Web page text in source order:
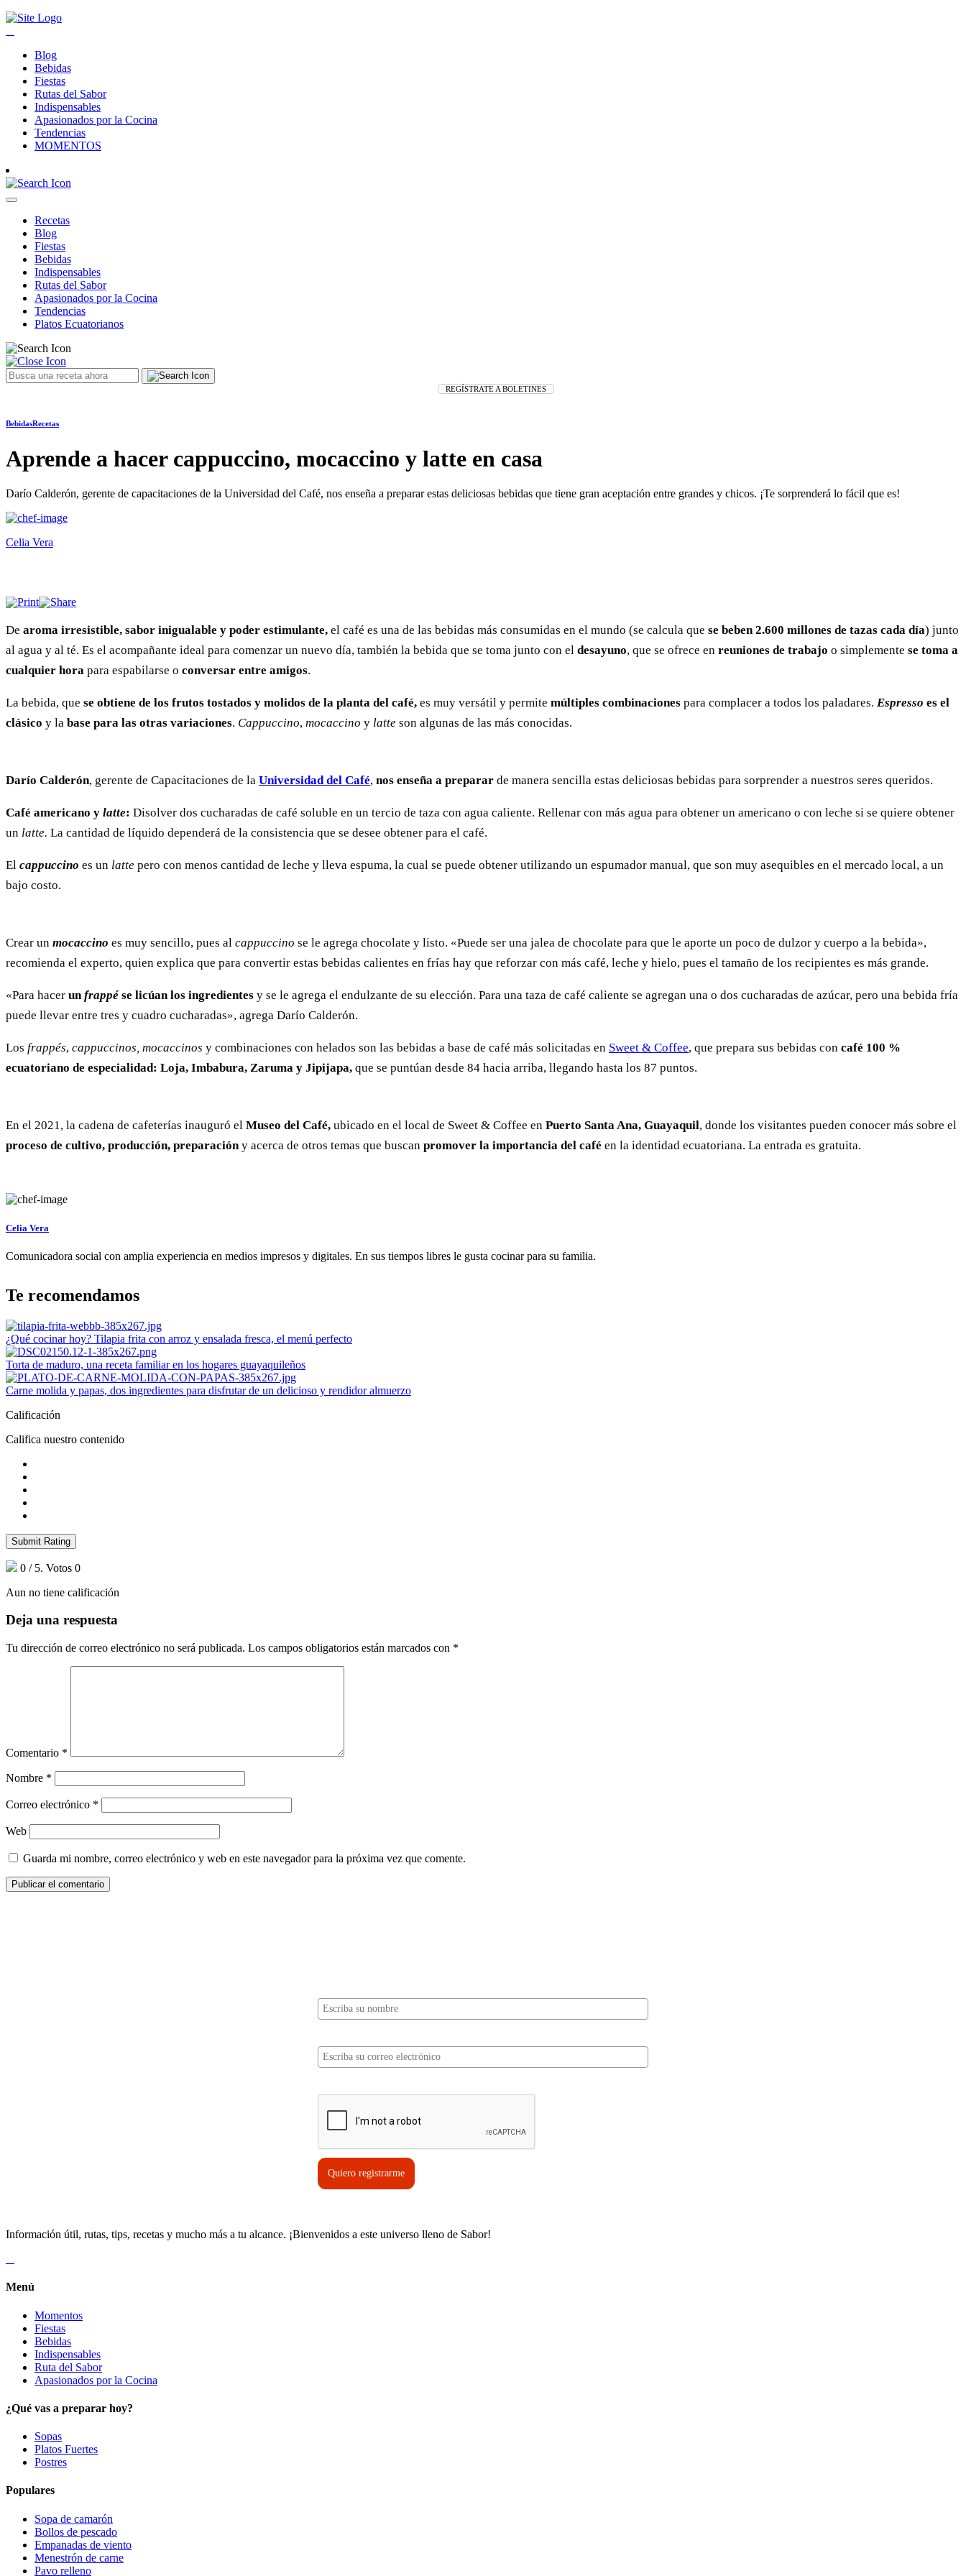
Blog
Bebidas
Fiestas
Rutas del Sabor
Indispensables
Apasionados por la Cocina
Tendencias
MOMENTOS
Recetas
Blog
Fiestas
Bebidas
Indispensables
Rutas del Sabor
Apasionados por la Cocina
Tendencias
Platos Ecuatorianos
REGÍSTRATE A BOLETINES
BebidasRecetas
Aprende a hacer cappuccino, mocaccino y latte en casa
Darío Calderón, gerente de capacitaciones de la Universidad del Café, nos enseña a preparar estas deliciosas bebidas que tiene gran aceptación entre grandes y chicos. ¡Te sorprenderá lo fácil que es!
Celia Vera
De aroma irresistible, sabor inigualable y poder estimulante, el café es una de las bebidas más consumidas en el mundo (se calcula que se beben 2.600 millones de tazas cada día) junto
al agua y al té. Es el acompañante ideal para comenzar un nuevo día, también la bebida que se toma junto con el desayuno, que se ofrece en reuniones de trabajo o simplemente se toma a
cualquier hora para espabilarse o conversar entre amigos.
La bebida, que se obtiene de los frutos tostados y molidos de la planta del café, es muy versátil y permite múltiples combinaciones para complacer a todos los paladares. Espresso es el
clásico y la base para las otras variaciones. Cappuccino, mocaccino y latte son algunas de las más conocidas.
Darío Calderón, gerente de Capacitaciones de la Universidad del Café, nos enseña a preparar de manera sencilla estas deliciosas bebidas para sorprender a nuestros seres queridos.
Café americano y latte: Disolver dos cucharadas de café soluble en un tercio de taza con agua caliente. Rellenar con más agua para obtener un americano o con leche si se quiere obtener
un latte. La cantidad de líquido dependerá de la consistencia que se desee obtener para el café.
El cappuccino es un latte pero con menos cantidad de leche y lleva espuma, la cual se puede obtener utilizando un espumador manual, que son muy asequibles en el mercado local, a un
bajo costo.
Crear un mocaccino es muy sencillo, pues al cappuccino se le agrega chocolate y listo. «Puede ser una jalea de chocolate para que le aporte un poco de dulzor y cuerpo a la bebida»,
recomienda el experto, quien explica que para convertir estas bebidas calientes en frías hay que reforzar con más café, leche y hielo, pues el tamaño de los recipientes es más grande.
«Para hacer unfrappé se licúan los ingredientes y se le agrega el endulzante de su elección. Para una taza de café caliente se agregan una o dos cucharadas de azúcar, pero una bebida fría
puede llevar entre tres y cuadro cucharadas», agrega Darío Calderón.
Los frappés, cappuccinos, mocaccinos y combinaciones con helados son las bebidas a base de café más solicitadas en Sweet & Coffee, que prepara sus bebidas con café 100 %
ecuatoriano de especialidad: Loja, Imbabura, Zaruma y Jipijapa, que se puntúan desde 84 hacia arriba, llegando hasta los 87 puntos.
En el 2021, la cadena de cafeterías inauguró el Museo del Café, ubicado en el local de Sweet & Coffee en Puerto Santa Ana, Guayaquil, donde los visitantes pueden conocer más sobre el
proceso de cultivo, producción, preparacióny acerca de otros temas que buscan promover la importancia del café en la identidad ecuatoriana. La entrada es gratuita.
Celia Vera
Comunicadora social con amplia experiencia en medios impresos y digitales. En sus tiempos libres le gusta cocinar para su familia.
Te recomendamos
¿Qué cocinar hoy? Tilapia frita con arroz y ensalada fresca, el menú perfecto
Torta de maduro, una receta familiar en los hogares guayaquileños
Carne molida y papas, dos ingredientes para disfrutar de un delicioso y rendidor almuerzo
Calificación
Califica nuestro contenido
Submit Rating
0 / 5. Votos 0
Aun no tiene calificación
Deja una respuesta
Tu dirección de correo electrónico no será publicada. Los campos obligatorios están marcados con *
Comentario *
Nombre *
Correo electrónico *
Web
Guarda mi nombre, correo electrónico y web en este navegador para la próxima vez que comente.
Quiero registrarme
Información útil, rutas, tips, recetas y mucho más a tu alcance. ¡Bienvenidos a este universo lleno de Sabor!
Menú
Momentos
Fiestas
Bebidas
Indispensables
Ruta del Sabor
Apasionados por la Cocina
¿Qué vas a preparar hoy?
Sopas
Platos Fuertes
Postres
Populares
Sopa de camarón
Bollos de pescado
Empanadas de viento
Menestrón de carne
Pavo relleno